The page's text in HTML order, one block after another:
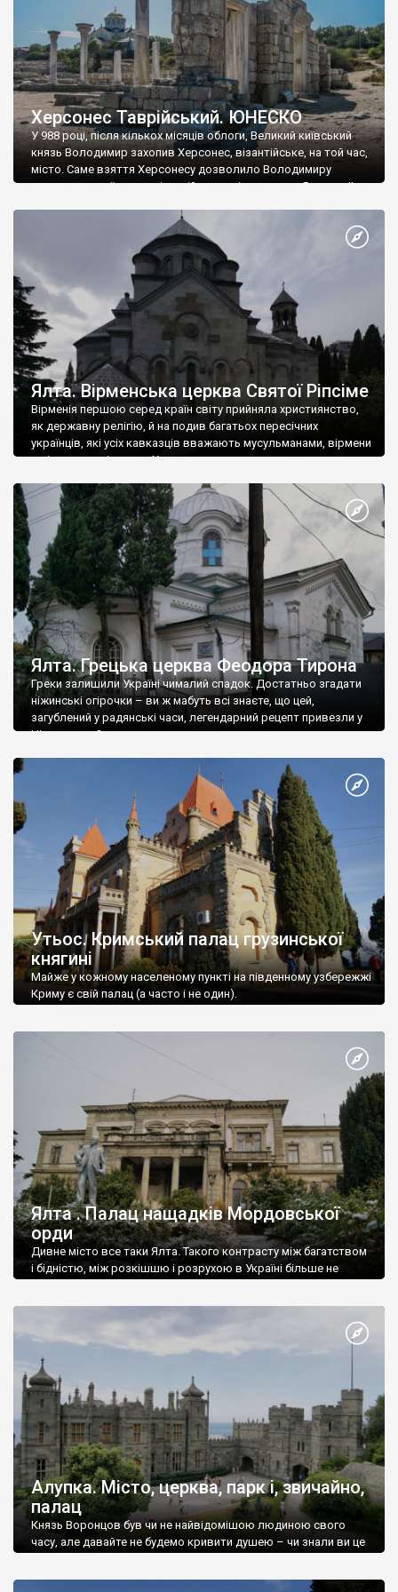
Херсонес Таврійський. ЮНЕСКО
У 988 році, після кількох місяців облоги, Великий київський
князь Володимир захопив Херсонес, візантійське, на той час,
місто. Саме взяття Херсонесу дозволило Володимиру
диктувати свої умови візантійському імператору Василю ІІ, та
Херсонесі Володимир-язичник, став Василем-християнином.
А потім було Хрещення Русі. На честь Херсонесу Таврійського
Ялта. Вірменська церква Святої Ріпсіме
Вірменія першою серед країн світу прийняла християнство,
як державну релігію, й на подив багатьох пересічних
українців, які усіх кавказців вважають мусульманами, вірмени
є відданими вірянами Христа
Ялта. Грецька церква Феодора Тирона
Греки залишили Україні чималий спадок. Достатньо згадати
ніжинські огірочки – ви ж мабуть всі знаєте, що цей,
загублений у радянські часи, легендарний рецепт привезли у
Ніжин греки?
Утьос. Кримський палац грузинської
княгині
Майже у кожному населеному пункті на південному узбережжі
Криму є свій палац (а часто і не один).
Ялта . Палац нащадків Мордовської
орди
Дивне місто все таки Ялта. Такого контрасту між багатством
і бідністю, між розкішшю і розрухою в Україні більше не
Алупка. Місто, церква, парк і, звичайно,
палац
Князь Воронцов був чи не найвідомішою людиною свого
часу, але давайте не будемо кривити душею – чи знали ви це